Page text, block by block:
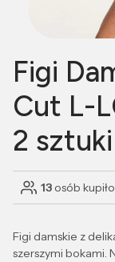
Figi
Cut L-
2 sztuki
13 osób kupiło
Figi damskie z
szerszymi bokami.